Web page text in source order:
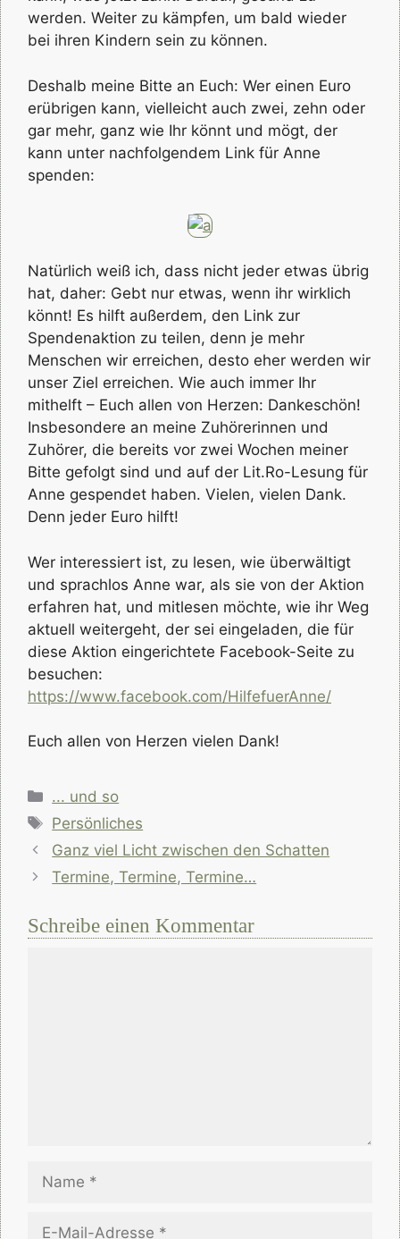
werden. Weiter zu kämpfen, um bald wieder
bei ihren Kindern sein zu können.
Deshalb meine Bitte an Euch: Wer einen Euro
erübrigen kann, vielleicht auch zwei, zehn oder
gar mehr, ganz wie Ihr könnt und mögt, der
kann unter nachfolgendem Link für Anne
spenden:
Natürlich weiß ich, dass nicht jeder etwas übrig
hat, daher: Gebt nur etwas, wenn ihr wirklich
könnt! Es hilft außerdem, den Link zur
Spendenaktion zu teilen, denn je mehr
Menschen wir erreichen, desto eher werden wir
unser Ziel erreichen. Wie auch immer Ihr
mithelft – Euch allen von Herzen: Dankeschön!
Insbesondere an meine Zuhörerinnen und
Zuhörer, die bereits vor zwei Wochen meiner
Bitte gefolgt sind und auf der Lit.Ro-Lesung für
Anne gespendet haben. Vielen, vielen Dank.
Denn jeder Euro hilft!
Wer interessiert ist, zu lesen, wie überwältigt
und sprachlos Anne war, als sie von der Aktion
erfahren hat, und mitlesen möchte, wie ihr Weg
aktuell weitergeht, der sei eingeladen, die für
diese Aktion eingerichtete Facebook-Seite zu
besuchen:
https://www.facebook.com/HilfefuerAnne/
Euch allen von Herzen vielen Dank!
Kategorien
... und so
Schlagwörter
Persönliches
Ganz viel Licht zwischen den Schatten
Termine, Termine, Termine…
Schreibe einen Kommentar